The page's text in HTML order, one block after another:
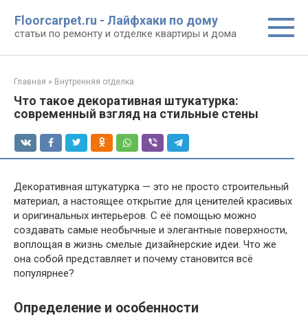
контенту
Floorcarpet.ru - Лайфхаки по дому
статьи по ремонту и отделке квартиры и дома
Главная » Внутренняя отделка
Что такое декоративная штукатурка:
современный взгляд на стильные стены
Декоративная штукатурка — это не просто строительный
материал, а настоящее открытие для ценителей красивых
и оригинальных интерьеров. С её помощью можно
создавать самые необычные и элегантные поверхности,
воплощая в жизнь смелые дизайнерские идеи. Что же
она собой представляет и почему становится всё
популярнее?
Определение и особенности